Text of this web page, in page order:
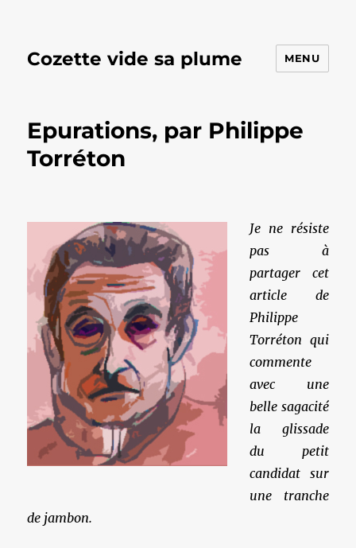
Cozette vide sa plume MENU
Epurations, par Philippe
Torréton
Je ne résiste
pas à
partager cet
article de
Philippe
Torréton qui
commente
avec une
belle sagacité
la glissade
du petit
candidat sur
une tranche
de jambon.